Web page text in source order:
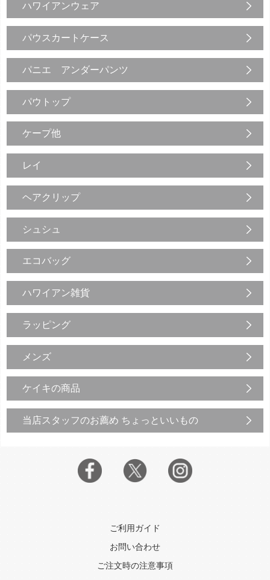
ハワイアンウェア
パウスカートケース
パニエ アンダーパンツ
パウトップ
ケープ他
レイ
ヘアクリップ
シュシュ
エコバッグ
ハワイアン雑貨
ラッピング
メンズ
ケイキの商品
当店スタッフのお薦め ちょっといいもの
ご利用ガイド
お問い合わせ
ご注文時の注意事項